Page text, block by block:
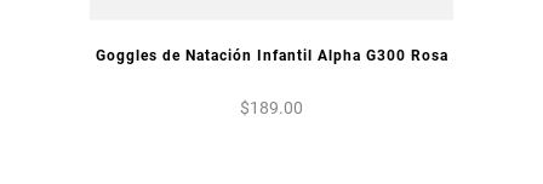
VISTA PREVIA
Goggles de Natación Infantil Alpha G300 Rosa
$189.00